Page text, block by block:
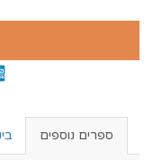
ספרים נוספים